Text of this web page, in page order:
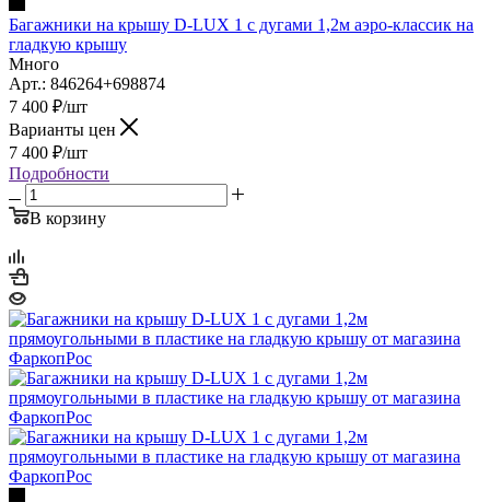
Багажники на крышу D-LUX 1 с дугами 1,2м аэро-классик на
гладкую крышу
Много
Арт.: 846264+698874
7 400 ₽/шт
Варианты цен
7 400 ₽/шт
Подробности
В корзину